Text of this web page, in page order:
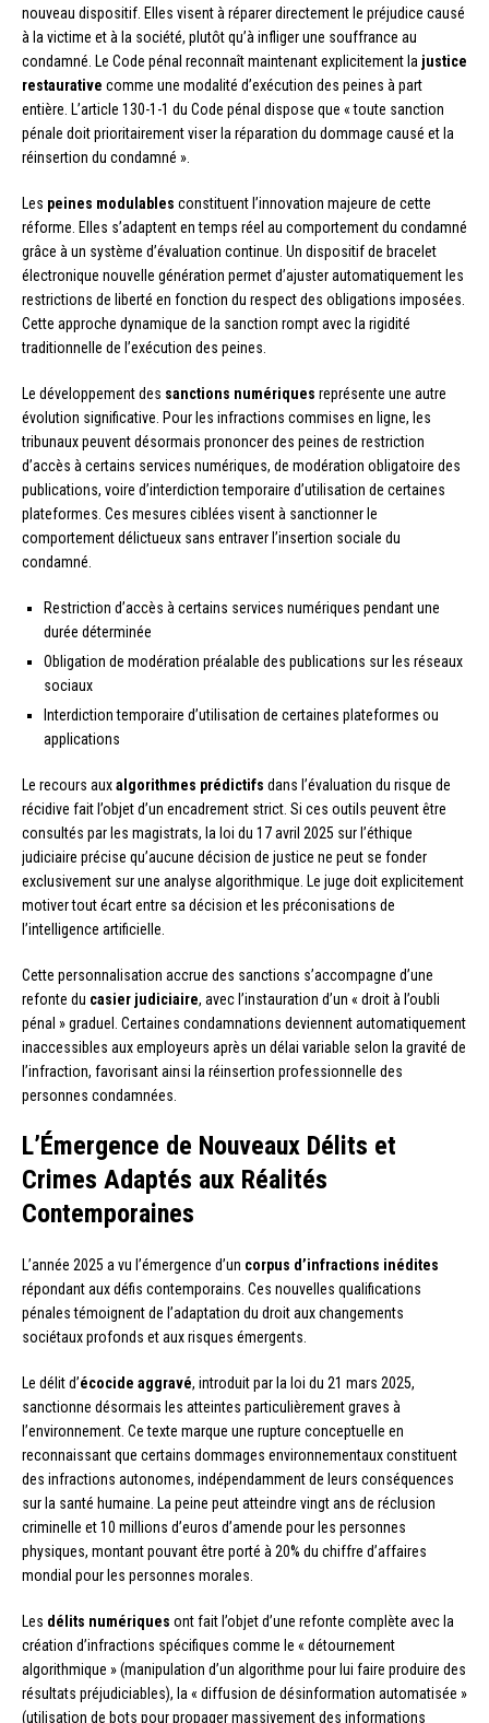
nouveau dispositif. Elles visent à réparer directement le préjudice causé
à la victime et à la société, plutôt qu’à infliger une souffrance au
condamné. Le Code pénal reconnaît maintenant explicitement la justice
restaurative comme une modalité d’exécution des peines à part
entière. L’article 130-1-1 du Code pénal dispose que « toute sanction
pénale doit prioritairement viser la réparation du dommage causé et la
réinsertion du condamné ».
Les peines modulables constituent l’innovation majeure de cette
réforme. Elles s’adaptent en temps réel au comportement du condamné
grâce à un système d’évaluation continue. Un dispositif de bracelet
électronique nouvelle génération permet d’ajuster automatiquement les
restrictions de liberté en fonction du respect des obligations imposées.
Cette approche dynamique de la sanction rompt avec la rigidité
traditionnelle de l’exécution des peines.
Le développement des sanctions numériques représente une autre
évolution significative. Pour les infractions commises en ligne, les
tribunaux peuvent désormais prononcer des peines de restriction
d’accès à certains services numériques, de modération obligatoire des
publications, voire d’interdiction temporaire d’utilisation de certaines
plateformes. Ces mesures ciblées visent à sanctionner le
comportement délictueux sans entraver l’insertion sociale du
condamné.
Restriction d’accès à certains services numériques pendant une
durée déterminée
Obligation de modération préalable des publications sur les réseaux
sociaux
Interdiction temporaire d’utilisation de certaines plateformes ou
applications
Le recours auxalgorithmes prédictifs dans l’évaluation du risque de
récidive fait l’objet d’un encadrement strict. Si ces outils peuvent être
consultés par les magistrats, la loi du 17 avril 2025 sur l’éthique
judiciaire précise qu’aucune décision de justice ne peut se fonder
exclusivement sur une analyse algorithmique. Le juge doit explicitement
motiver tout écart entre sa décision et les préconisations de
l’intelligence artificielle.
Cette personnalisation accrue des sanctions s’accompagne d’une
refonte du casier judiciaire, avec l’instauration d’un « droit à l’oubli
pénal » graduel. Certaines condamnations deviennent automatiquement
inaccessibles aux employeurs après un délai variable selon la gravité de
l’infraction, favorisant ainsi la réinsertion professionnelle des
personnes condamnées.
L’Émergence de Nouveaux Délits et
Crimes Adaptés aux Réalités
Contemporaines
L’année 2025 a vu l’émergence d’un corpus d’infractions inédites
répondant aux défis contemporains. Ces nouvelles qualifications
pénales témoignent de l’adaptation du droit aux changements
sociétaux profonds et aux risques émergents.
Le délit d’écocide aggravé, introduit par la loi du 21 mars 2025,
sanctionne désormais les atteintes particulièrement graves à
l’environnement. Ce texte marque une rupture conceptuelle en
reconnaissant que certains dommages environnementaux constituent
des infractions autonomes, indépendamment de leurs conséquences
sur la santé humaine. La peine peut atteindre vingt ans de réclusion
criminelle et 10 millions d’euros d’amende pour les personnes
physiques, montant pouvant être porté à 20% du chiffre d’affaires
mondial pour les personnes morales.
Les délits numériques ont fait l’objet d’une refonte complète avec la
création d’infractions spécifiques comme le « détournement
algorithmique » (manipulation d’un algorithme pour lui faire produire des
résultats préjudiciables), la « diffusion de désinformation automatisée »
(utilisation de bots pour propager massivement des informations